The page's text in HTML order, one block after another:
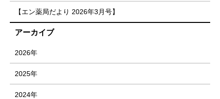
【エン薬局だより 2026年3月号】
アーカイブ
2026年
2025年
2024年